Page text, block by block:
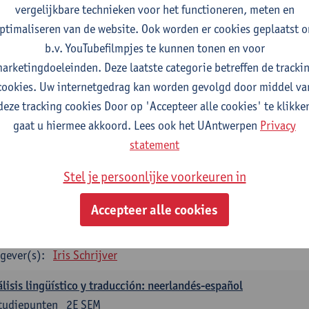
Christophe Declercq
verplichte opleidingsonderdelen
concepto de revolución en Hispanoamérica (siglos XX-XXI)
1E SEM
Rafael Pedemonte
Spaans-Nederlands: Juridische en economische teksten
Iris Schrijver
Spaans-Nederlands: Cultuur en media
Iris Schrijver
lingüístico y traducción: neerlandés-español
2E SEM
vergelijkbare technieken voor het functioneren, meten en
van de website. Ook worden er cookies geplaatst
b.v. YouTubefilmpjes te kunnen tonen en voor
Deze laatste categorie betreffen de
Uw internetgedrag kan worden gevolgd door middel
tracking cookies Door op 'Accepteer alle cookies' te
gaat u hiermee akkoord. Lees ook het UAntwerpen Privacy
statement
Stel je persoonlijke voorkeuren in
Accepteer alle cookies